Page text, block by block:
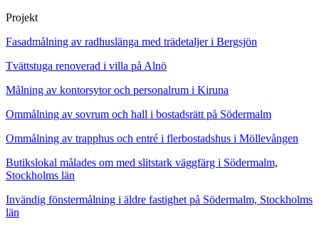
Projekt
Fasadmålning av radhuslänga med trädetaljer i Bergsjön
Tvättstuga renoverad i villa på Alnö
Målning av kontorsytor och personalrum i Kiruna
Ommålning av sovrum och hall i bostadsrätt på Södermalm
Ommålning av trapphus och entré i flerbostadshus i Möllevången
Butikslokal målades om med slitstark väggfärg i Södermalm,
Stockholms län
Invändig fönstermålning i äldre fastighet på Södermalm, Stockholms
län